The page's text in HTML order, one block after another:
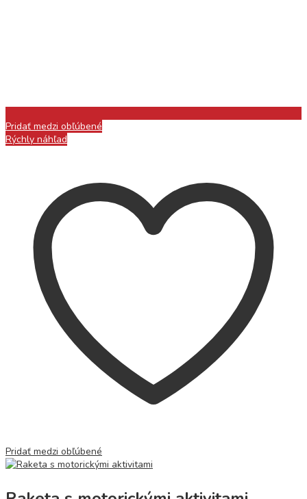
Pridať medzi obľúbené
Rýchly náhľad
Pridať medzi obľúbené